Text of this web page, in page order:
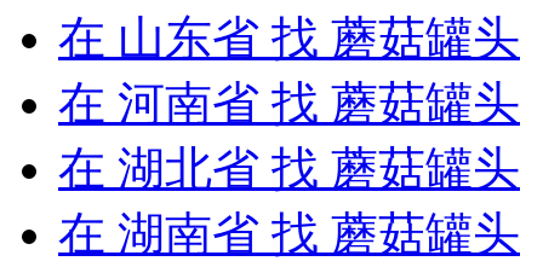
在 山东省 找 蘑菇罐头
在 河南省 找 蘑菇罐头
在 湖北省 找 蘑菇罐头
在 湖南省 找 蘑菇罐头